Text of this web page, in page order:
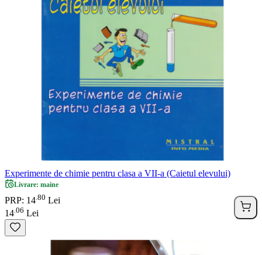
Experimente de chimie pentru clasa a VII-a (Caietul elevului)
Livrare: maine
PRP: 14 80 Lei
14 06 Lei